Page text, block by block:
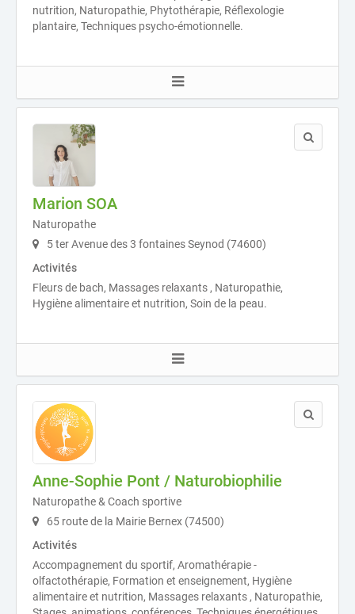
nutrition, Naturopathie, Phytothérapie, Réflexologie
plantaire, Techniques psycho-émotionnelle.
Marion SOA
Naturopathe
5 ter Avenue des 3 fontaines Seynod (74600)
Activités
Fleurs de bach, Massages relaxants , Naturopathie,
Hygiène alimentaire et nutrition, Soin de la peau.
Anne-Sophie Pont / Naturobiophilie
Naturopathe & Coach sportive
65 route de la Mairie Bernex (74500)
Activités
Accompagnement du sportif, Aromathérapie -
olfactothérapie, Formation et enseignement, Hygiène
alimentaire et nutrition, Massages relaxants , Naturopathie,